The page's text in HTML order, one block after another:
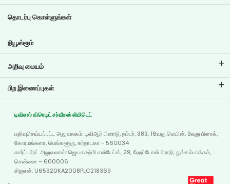
இரு சக்கர வாகனக் கடன் இஎம்ஐ கால்குலேட்டர்
கார் மதிப்பீட்டு கருவி
தற்போதைய வேலை வாய்ப்புகள்
தொடர்பு கொள்ளுங்கள்
நியூஸ்ரூம்
அறிவு மையம்
வலைப்பதிவுகள்
அடிக்கடி கேட்கப்படும் கேள்விகள்
சான்றுகள்
வீடியோ கேலரி
பிற இணைப்புகள்
டீலர் இருப்பிடம்
வரைபடம்
டிவிஎஸ் கிரெடிட் சர்வீசஸ் லிமிடெட்
பதிவுசெய்யப்பட்ட அலுவலகம்: டிவிஆர் பிரைடு, நம்பர். 383, 16வது மெயின், 3வது பிளாக்,
கோரமங்களா, பெங்களூரு, கர்நாடகா - 560034
கார்ப்பரேட் அலுவலகம்: ஜெயலக்ஷ்மி எஸ்டேட்ஸ், 29, ஹேட்டோஸ் ரோடு, நுங்கம்பாக்கம்,
சென்னை – 600006
சிஐஎன்: U65920KA2008PLC218369